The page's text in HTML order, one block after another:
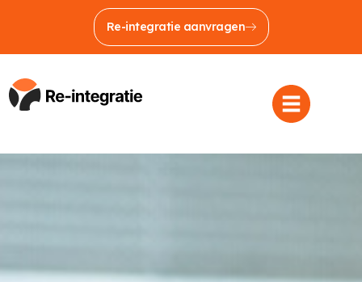
Re-integratie aanvragen